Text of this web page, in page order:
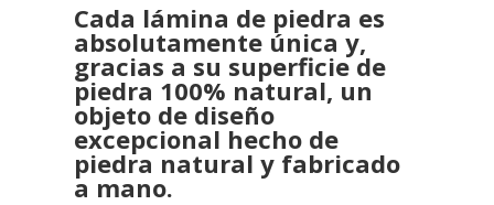
Cada lámina de piedra es
absolutamente única y,
gracias a su superficie de
piedra 100% natural, un
objeto de diseño
excepcional hecho de
piedra natural y fabricado
a mano.